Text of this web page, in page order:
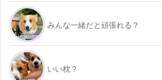
みんな一緒だと頑張れる？
いい枕？